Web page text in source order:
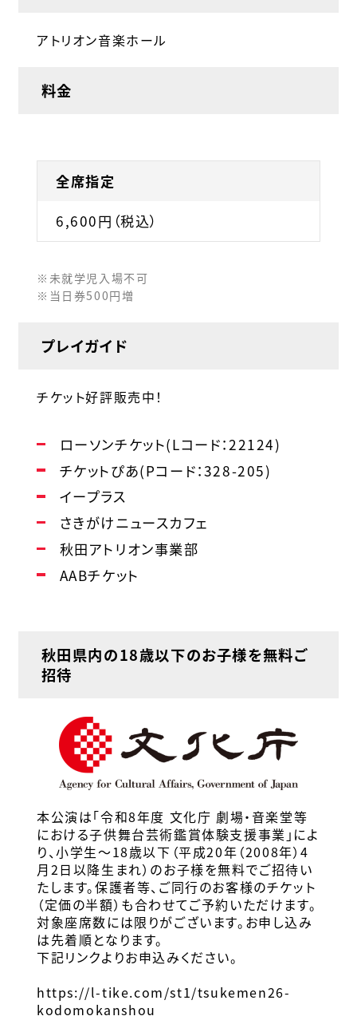
アトリオン音楽ホール
料金
全席指定
6,600円（税込）
※未就学児入場不可
※当日券500円増
プレイガイド
チケット好評販売中！
ローソンチケット(Lコード：22124)
チケットぴあ(Pコード：328-205)
イープラス
さきがけニュースカフェ
秋田アトリオン事業部
AABチケット
秋田県内の18歳以下のお子様を無料ご
招待
本公演は「令和8年度 文化庁 劇場・音楽堂等
における子供舞台芸術鑑賞体験支援事業」によ
り、小学生～18歳以下（平成20年（2008年）4
月2日以降生まれ）のお子様を無料でご招待い
たします。保護者等、ご同行のお客様のチケット
（定価の半額）も合わせてご予約いただけます。
対象座席数には限りがございます。お申し込み
は先着順となります。
下記リンクよりお申込みください。
https://l-tike.com/st1/tsukemen26-
kodomokanshou